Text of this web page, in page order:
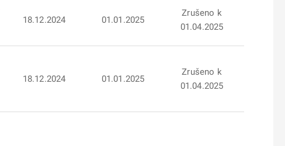
18.12.2024 01.01.2025
Zrušeno k
01.04.2025
18.12.2024 01.01.2025
Zrušeno k
01.04.2025